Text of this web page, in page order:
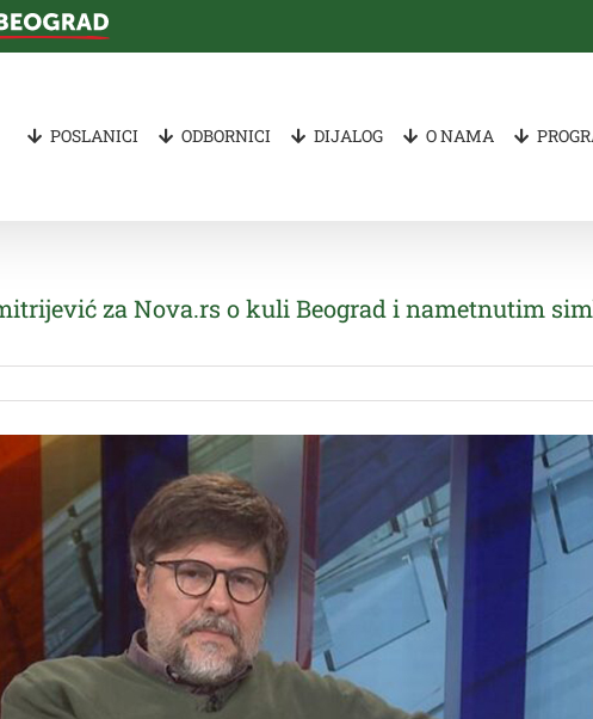
POSLANICI ODBORNICI DIJALOG O NAMA
za Nova.rs o kuli Beograd i nametnutim